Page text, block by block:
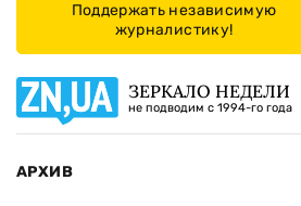
Поддержать независимую
журналистику!
ЗЕРКАЛО НЕДЕЛИ
не подводим с 1994-го года
АРХИВ